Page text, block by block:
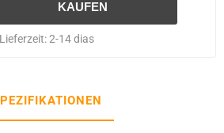
Lieferzeit:2-14 dias